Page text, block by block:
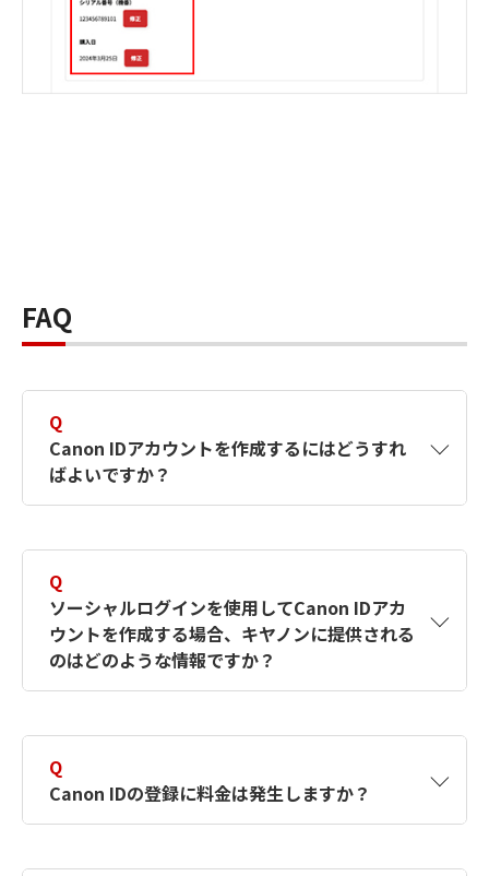
FAQ
Q
Canon IDアカウントを作成するにはどうすれ
ばよいですか？
す。詳しい作成方法は【カメラ】Canon IDとは
何ですか？Canon IDの作成方法は？をご確認く
ださい。
Q
ソーシャルログインを使用してCanon IDアカ
ウントを作成する場合、キヤノンに提供される
のはどのような情報ですか？
択したサービスから取得します。アカウントを
簡単に作成できるように、この情報を使用して
Canon IDの登録フォームを入力します。
Q
Canon IDの登録に料金は発生しますか？